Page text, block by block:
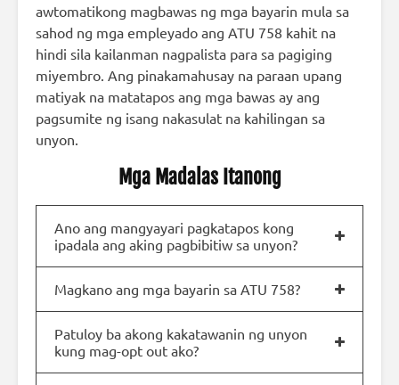
awtomatikong magbawas ng mga bayarin mula sa
sahod ng mga empleyado ang ATU 758 kahit na
hindi sila kailanman nagpalista para sa pagiging
miyembro. Ang pinakamahusay na paraan upang
matiyak na matatapos ang mga bawas ay ang
pagsumite ng isang nakasulat na kahilingan sa
unyon.
Mga Madalas Itanong
Ano ang mangyayari pagkatapos kong
ipadala ang aking pagbibitiw sa unyon?
Magkano ang mga bayarin sa ATU 758?
Patuloy ba akong kakatawanin ng unyon
kung mag-opt out ako?